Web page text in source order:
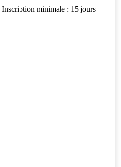
Inscription minimale : 15 jours